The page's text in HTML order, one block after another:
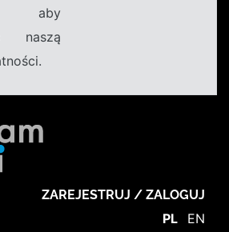
aby
naszą
ZAREJESTRUJ / ZALOGUJ
PL EN